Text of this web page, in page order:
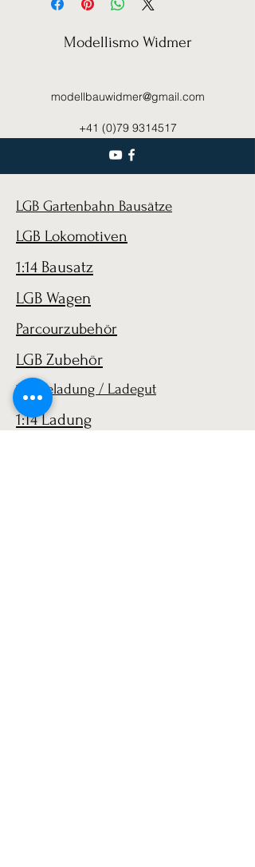
Modellismo Widmer
modellbauwidmer@gmail.com
+41 (0)79 9314517
LGB Gartenbahn Bausätze
LGB Lokomotiven
1:14 Bausatz
LGB Wagen
Parcourzubehör
LGB Zubehör
1:14 Beladung / Ladegut
1:14 Ladung